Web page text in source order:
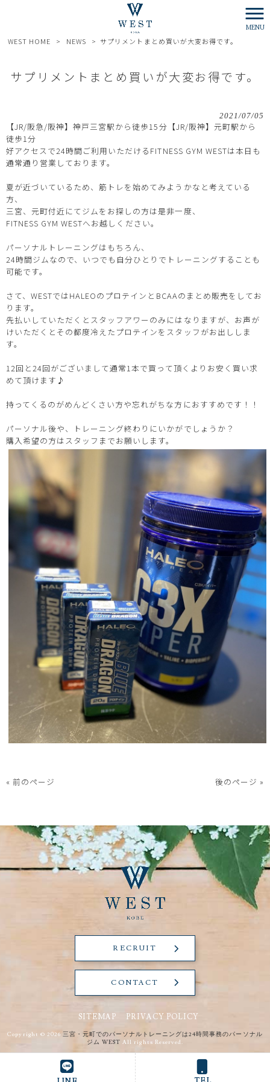
MENU
WEST HOME > NEWS > サプリメントまとめ買いが大変お得です。
サプリメントまとめ買いが大変お得です。
2021/07/05
【JR/阪急/阪神】神戸三宮駅から徒歩15分【JR/阪神】元町駅から
徒歩1分
好アクセスで24時間ご利用いただけるFITNESS GYM WESTは本日も
通常通り営業しております。
夏が近づいているため、筋トレを始めてみようかなと考えている
方、
三宮、元町付近にてジムをお探しの方は是非一度、
FITNESS GYM WESTへお越しください。
パーソナルトレーニングはもちろん、
24時間ジムなので、いつでも自分ひとりでトレーニングすることも
可能です。
さて、WESTではHALEOのプロテインとBCAAのまとめ販売をしてお
ります。
先払いしていただくとスタッフアワーのみにはなりますが、お声が
けいただくとその都度冷えたプロテインをスタッフがお出ししま
す。
12回と24回がございまして通常1本で買って頂くよりお安く買い求
めて頂けます♪
持ってくるのがめんどくさい方や忘れがちな方におすすめです！！
パーソナル後や、トレーニング終わりにいかがでしょうか？
購入希望の方はスタッフまでお願いします。
« 前のページ 後のページ »
RECRUIT
CONTACT
SITEMAP PRIVACY POLICY
Copyright © 2026 三宮・元町でのパーソナルトレーニングは24時間事務のパーソナル
ジム WEST All rights Reserved.